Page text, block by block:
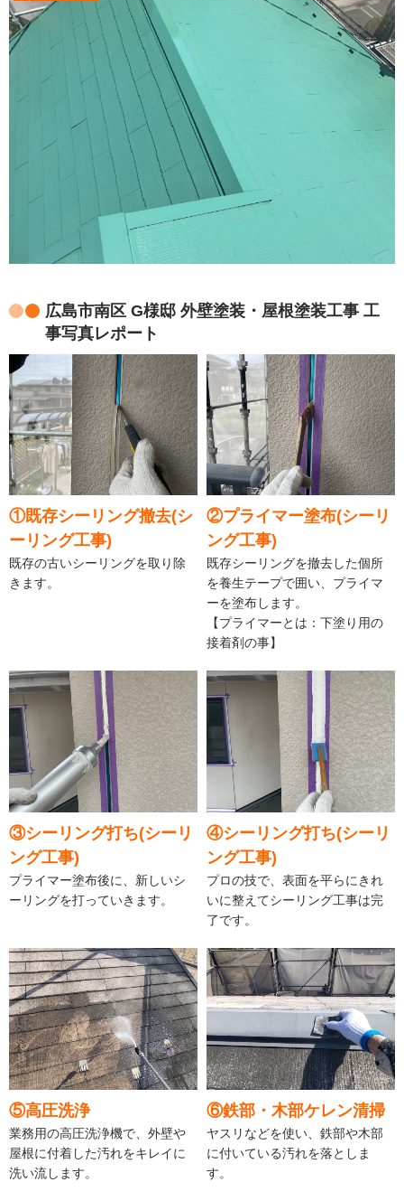
広島市南区 G様邸 外壁塗装・屋根塗装工事 工
事写真レポート
①既存シーリング撤去(シ
ーリング工事)
既存の古いシーリングを取り除
きます。
②プライマー塗布(シーリ
ング工事)
既存シーリングを撤去した個所
を養生テープで囲い、プライマ
ーを塗布します。
【プライマーとは：下塗り用の
接着剤の事】
③シーリング打ち(シーリ
ング工事)
プライマー塗布後に、新しいシ
ーリングを打っていきます。
④シーリング打ち(シーリ
ング工事)
プロの技で、表面を平らにきれ
いに整えてシーリング工事は完
了です。
⑤高圧洗浄
業務用の高圧洗浄機で、外壁や
屋根に付着した汚れをキレイに
洗い流します。
⑥鉄部・木部ケレン清掃
ヤスリなどを使い、鉄部や木部
に付いている汚れを落としま
す。